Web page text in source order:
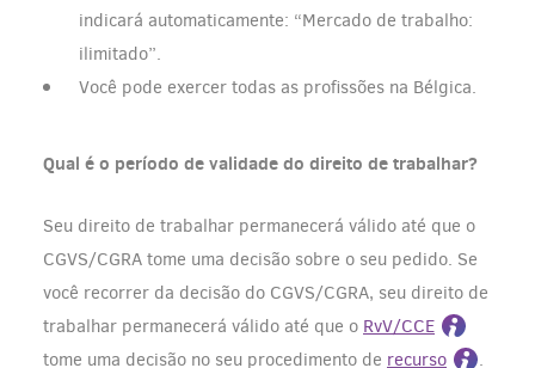
indicará automaticamente: “Mercado de trabalho:
ilimitado”.
Você pode exercer todas as profissões na Bélgica.
Qual é o período de validade do direito de trabalhar?
Seu direito de trabalhar permanecerá válido até que o
CGVS/CGRA tome uma decisão sobre o seu pedido. Se
você recorrer da decisão do CGVS/CGRA, seu direito de
trabalhar permanecerá válido até que o RvV/CCE
tome uma decisão no seu procedimento de recurso .